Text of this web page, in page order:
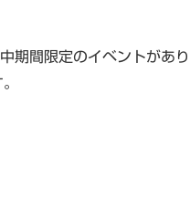
期間限定のイベントがあ